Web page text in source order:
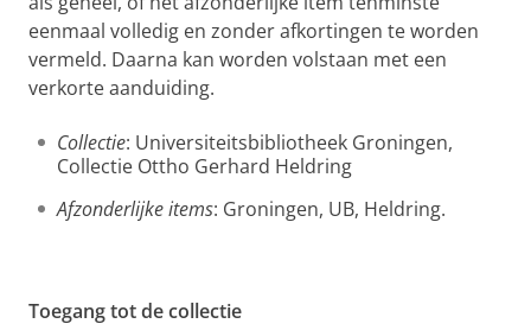
eenmaal volledig en zonder afkortingen te worden
vermeld. Daarna kan worden volstaan met een
verkorte aanduiding.
Collectie: Universiteitsbibliotheek Groningen,
Collectie Ottho Gerhard Heldring
Afzonderlijke items: Groningen, UB, Heldring.
Toegang tot de collectie